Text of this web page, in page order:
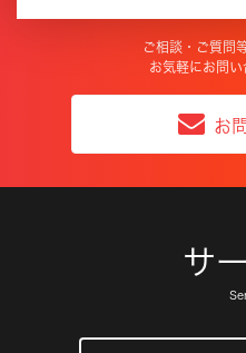
ご相談・ご質問
お気軽にお問い
お
サ